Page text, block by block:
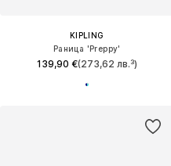
KIPLING
Раница 'Preppy'
139,90 €(273,62 лв.³)